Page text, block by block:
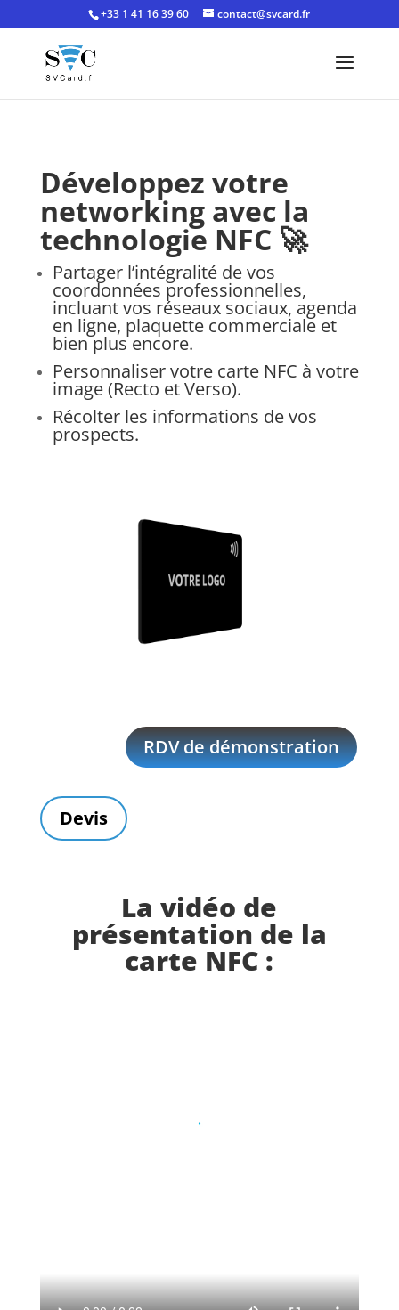
+33 1 41 16 39 60 contact@svcard.fr
Développez votre
networking avec la
technologie NFC 🚀
Partager l’intégralité de vos
coordonnées professionnelles,
incluant vos réseaux sociaux, agenda
en ligne, plaquette commerciale et
bien plus encore.
Personnaliser votre carte NFC à votre
image (Recto et Verso).
Récolter les informations de vos
prospects.
RDV de démonstration
Devis
La vidéo de
présentation de la
carte NFC :